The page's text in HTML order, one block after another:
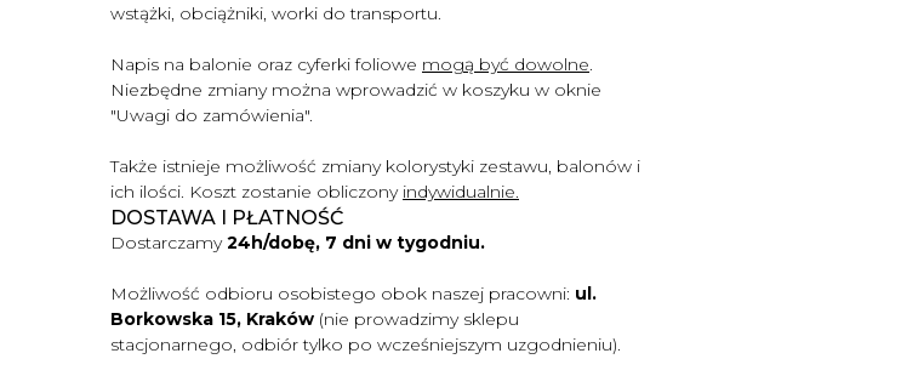
wstążki, obciążniki, worki do transportu.
Napis na balonie oraz cyferki foliowe mogą być dowolne.
Niezbędne zmiany można wprowadzić w koszyku w oknie
"Uwagi do zamówienia".
Także istnieje możliwość zmiany kolorystyki zestawu, balonów i
ich ilości. Koszt zostanie obliczony indywidualnie.
DOSTAWA I PŁATNOŚĆ
Dostarczamy24h/dobę, 7 dni w tygodniu.
Możliwość odbioru osobistego obok naszej pracowni: ul.
Borkowska 15, Kraków (nie prowadzimy sklepu
stacjonarnego, odbiór tylko po wcześniejszym uzgodnieniu).